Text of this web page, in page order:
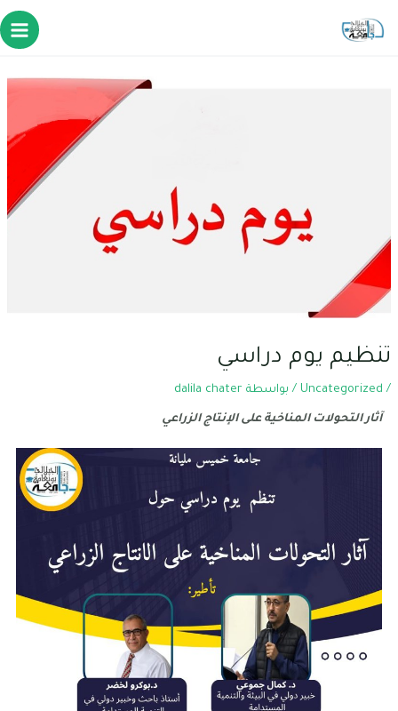
تنظيم يوم دراسي
/
Uncategorized/ بواسطة dalila chater
آثار التحولات المناخية على الإنتاج الزراعي